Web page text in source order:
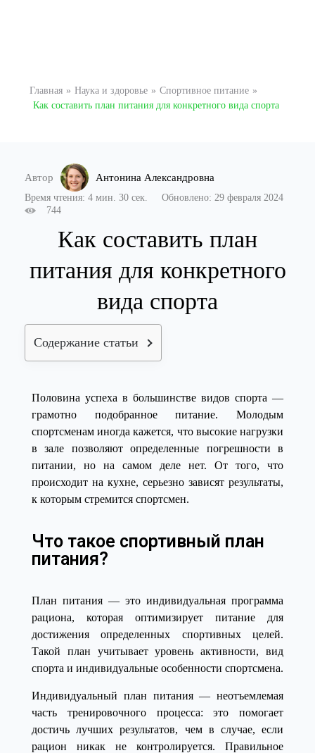
Главная » Наука и здоровье » Спортивное питание »
Как составить план питания для конкретного вида спорта
Антонина Александровна
Время чтения: 4 мин. 30 сек.
Обновлено: 29 февраля 2024
744
Как составить план
питания для конкретного
вида спорта
Содержание статьи
Половина успеха в большинстве видов спорта —
грамотно подобранное питание. Молодым
спортсменам иногда кажется, что высокие нагрузки
в зале позволяют определенные погрешности в
питании, но на самом деле нет. От того, что
происходит на кухне, серьезно зависят результаты,
к которым стремится спортсмен.
Что такое спортивный план
питания?
План питания — это индивидуальная программа
рациона, которая оптимизирует питание для
достижения определенных спортивных целей.
Такой план учитывает уровень активности, вид
спорта и индивидуальные особенности спортсмена.
Индивидуальный план питания — неотъемлемая
часть тренировочного процесса: это помогает
достичь лучших результатов, чем в случае, если
рацион никак не контролируется. Правильное